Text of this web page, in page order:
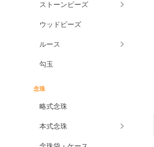
ストーンビーズ
ウッドビーズ
ルース
勾玉
念珠
略式念珠
本式念珠